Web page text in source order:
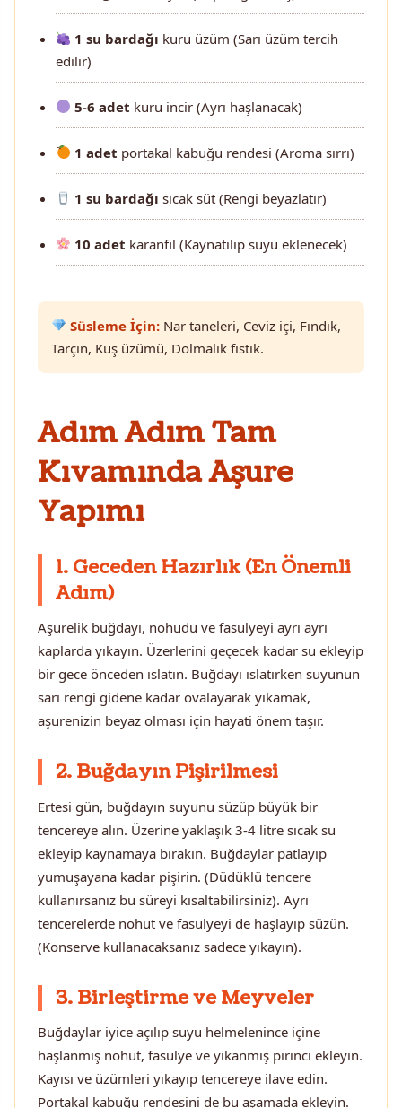
1 su bardağı kuru üzüm (Sarı üzüm tercih
edilir)
5-6 adet kuru incir (Ayrı haşlanacak)
1 adet portakal kabuğu rendesi (Aroma sırrı)
1 su bardağı sıcak süt (Rengi beyazlatır)
10 adet karanfil (Kaynatılıp suyu eklenecek)
Süsleme İçin: Nar taneleri, Ceviz içi, Fındık,
Tarçın, Kuş üzümü, Dolmalık fıstık.
Adım Adım Tam
Kıvamında Aşure
Yapımı
1. Geceden Hazırlık (En Önemli
Adım)
Aşurelik buğdayı, nohudu ve fasulyeyi ayrı ayrı
kaplarda yıkayın. Üzerlerini geçecek kadar su ekleyip
bir gece önceden ıslatın. Buğdayı ıslatırken suyunun
sarı rengi gidene kadar ovalayarak yıkamak,
aşurenizin beyaz olması için hayati önem taşır.
2. Buğdayın Pişirilmesi
Ertesi gün, buğdayın suyunu süzüp büyük bir
tencereye alın. Üzerine yaklaşık 3-4 litre sıcak su
ekleyip kaynamaya bırakın. Buğdaylar patlayıp
yumuşayana kadar pişirin. (Düdüklü tencere
kullanırsanız bu süreyi kısaltabilirsiniz). Ayrı
tencerelerde nohut ve fasulyeyi de haşlayıp süzün.
(Konserve kullanacaksanız sadece yıkayın).
3. Birleştirme ve Meyveler
Buğdaylar iyice açılıp suyu helmelenince içine
haşlanmış nohut, fasulye ve yıkanmış pirinci ekleyin.
Kayısı ve üzümleri yıkayıp tencereye ilave edin.
Portakal kabuğu rendesini de bu aşamada ekleyin.